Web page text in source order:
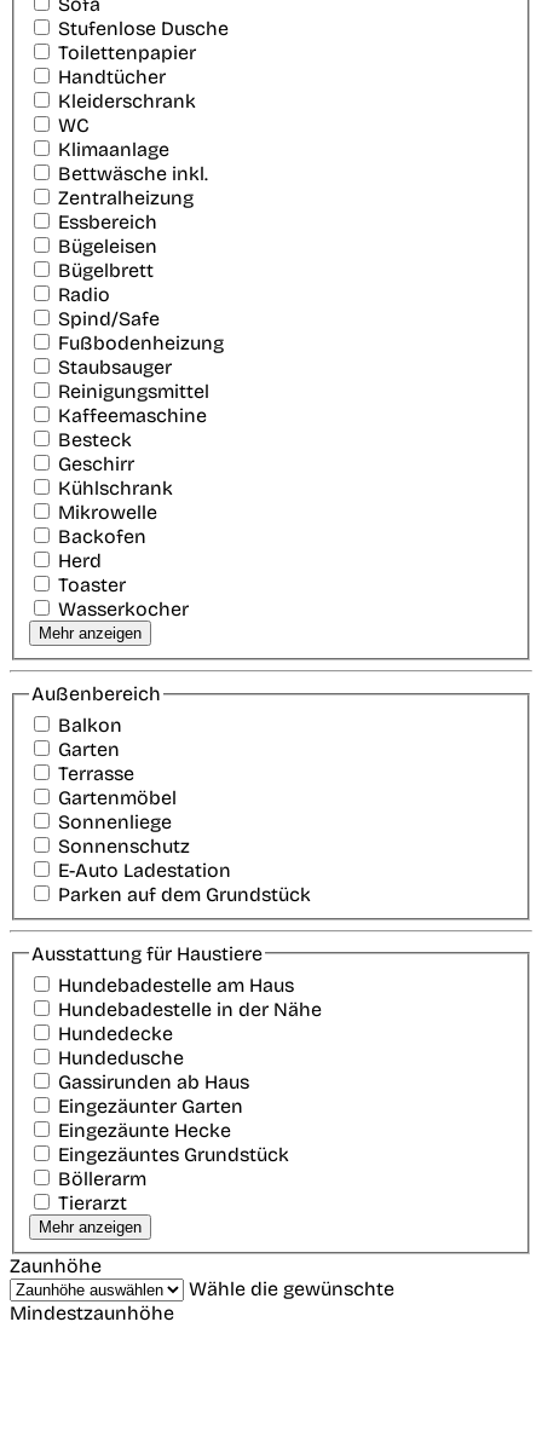
Sofa
Stufenlose Dusche
Toilettenpapier
Handtücher
Kleiderschrank
WC
Klimaanlage
Bettwäsche inkl.
Zentralheizung
Essbereich
Bügeleisen
Bügelbrett
Radio
Spind/Safe
Fußbodenheizung
Staubsauger
Reinigungsmittel
Kaffeemaschine
Besteck
Geschirr
Kühlschrank
Mikrowelle
Backofen
Herd
Toaster
Wasserkocher
Mehr anzeigen
Außenbereich
Balkon
Garten
Terrasse
Gartenmöbel
Sonnenliege
Sonnenschutz
E-Auto Ladestation
Parken auf dem Grundstück
Ausstattung für Haustiere
Hundebadestelle am Haus
Hundebadestelle in der Nähe
Hundedecke
Hundedusche
Gassirunden ab Haus
Eingezäunter Garten
Eingezäunte Hecke
Eingezäuntes Grundstück
Böllerarm
Tierarzt
Mehr anzeigen
Zaunhöhe
Wähle die gewünschte
Mindestzaunhöhe